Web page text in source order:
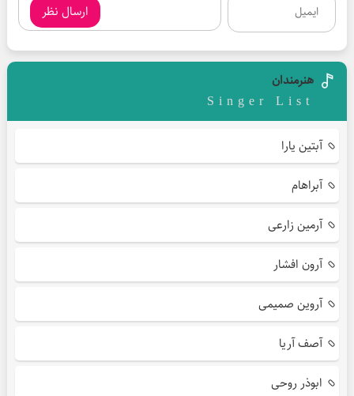
ارسال نظر
هنرمندان
Singer List
آبتین یارا
آبراهام
آرمین زارعی
آرون افشار
آروین صمیمی
آصف آریا
ابوذر روحی